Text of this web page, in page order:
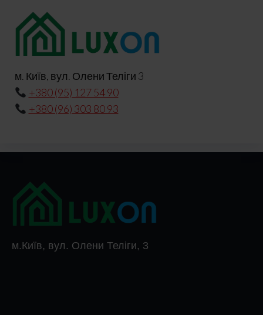
м. Київ, вул. Олени Теліги 3
+380 (95) 127 54 90
+380 (96) 303 80 93
м.Київ, вул. Олени Теліги, 3